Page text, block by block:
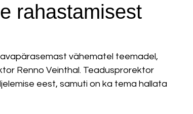
rahastamisest
vähematel teemadel,
Renno Veinthal. Teadusprorektor
eest, samuti on ka tema hallata